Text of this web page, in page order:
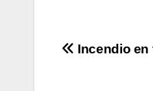
Incendio en